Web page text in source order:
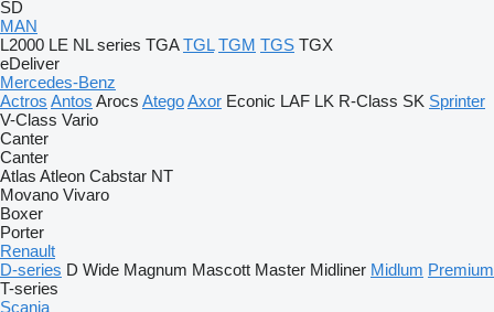
SD
MAN
L2000 LE NL series TGA TGL TGM TGS TGX
eDeliver
Mercedes-Benz
Actros Antos Arocs AtegoAxor Econic LAF LK R-Class SK Sprinter
V-Class Vario
Canter
Canter
Atlas Atleon Cabstar NT
Movano Vivaro
Boxer
Porter
Renault
D-series D Wide Magnum Mascott Master Midliner Midlum Premium
T-series
Scania